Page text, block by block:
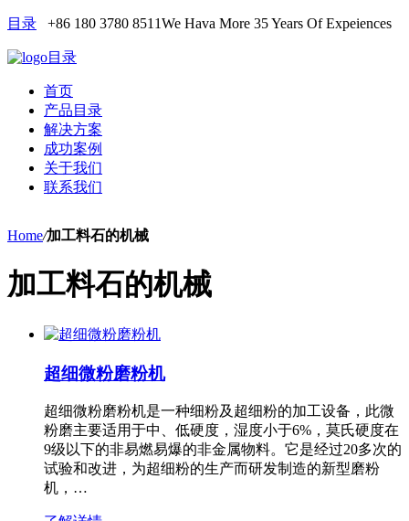
目录 +86 180 3780 8511We Hava More 35 Years Of Expeiences
目录
首页
产品目录
解决方案
成功案例
关于我们
联系我们
Home/加工料石的机械
加工料石的机械
超细微粉磨粉机
超细微粉磨粉机是一种细粉及超细粉的加工设备，此微
粉磨主要适用于中、低硬度，湿度小于6%，莫氏硬度在
9级以下的非易燃易爆的非金属物料。它是经过20多次的
试验和改进，为超细粉的生产而研发制造的新型磨粉
机，…